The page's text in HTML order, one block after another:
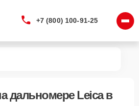
+7 (800) 100-91-25
дальномере Leica в